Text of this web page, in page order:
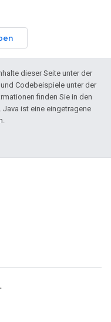
dieser Seite unter der
und Codebeispiele unter der
finden Sie in den
. Java ist eine eingetragene